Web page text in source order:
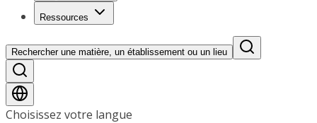
Ressources
Rechercher une matière, un établissement ou un lieu
Choisissez votre langue